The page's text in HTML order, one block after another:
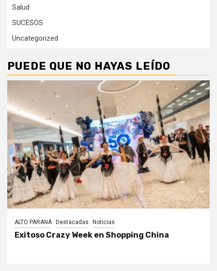
Salud
SUCESOS
Uncategorized
PUEDE QUE NO HAYAS LEÍDO
ALTO PARANÁ Destacadas Noticias
Exitoso Crazy Week en Shopping China